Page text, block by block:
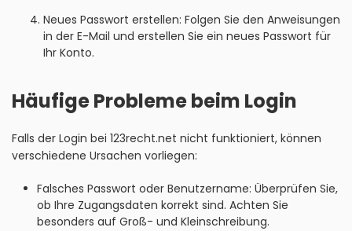
Neues Passwort erstellen: Folgen Sie den Anweisungen
in der E-Mail und erstellen Sie ein neues Passwort für
Ihr Konto.
Häufige Probleme beim Login
Falls der Login bei 123recht.net nicht funktioniert, können
verschiedene Ursachen vorliegen:
Falsches Passwort oder Benutzername: Überprüfen Sie,
ob Ihre Zugangsdaten korrekt sind. Achten Sie
besonders auf Groß- und Kleinschreibung.